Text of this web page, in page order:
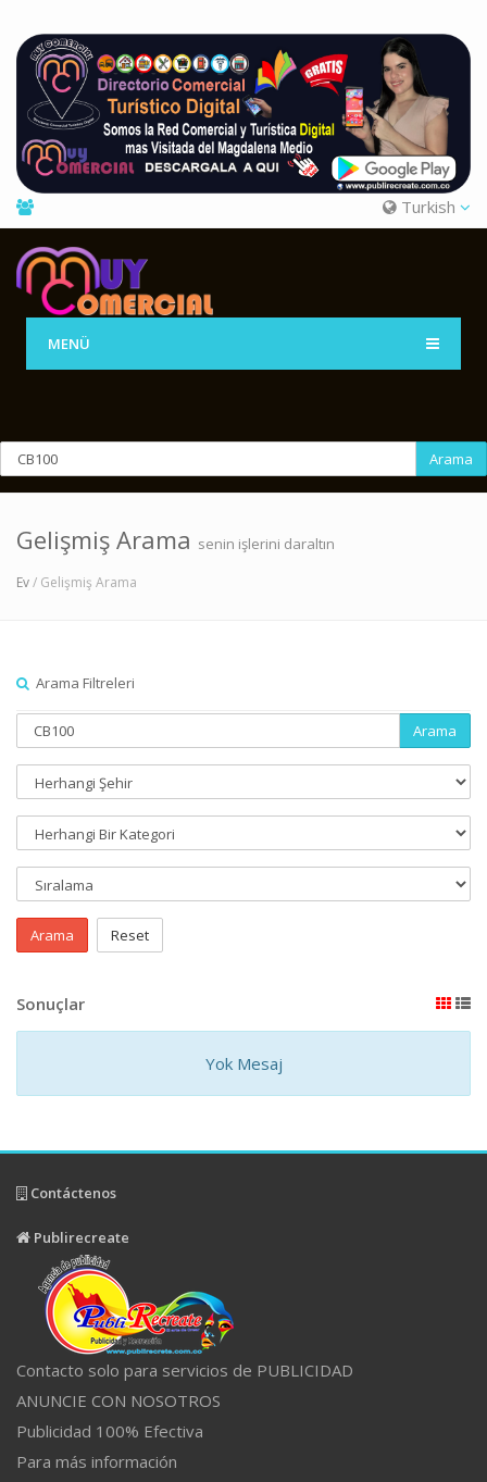
Turkish
MENÜ
Arama
Gelişmiş Arama senin işlerini daraltın
Ev/ Gelişmiş Arama
Arama Filtreleri
Arama
Arama Reset
Sonuçlar
Yok Mesaj
Contáctenos
Publirecreate
Contacto solo para servicios de PUBLICIDAD
ANUNCIE CON NOSOTROS
Publicidad 100% Efectiva
Para más información